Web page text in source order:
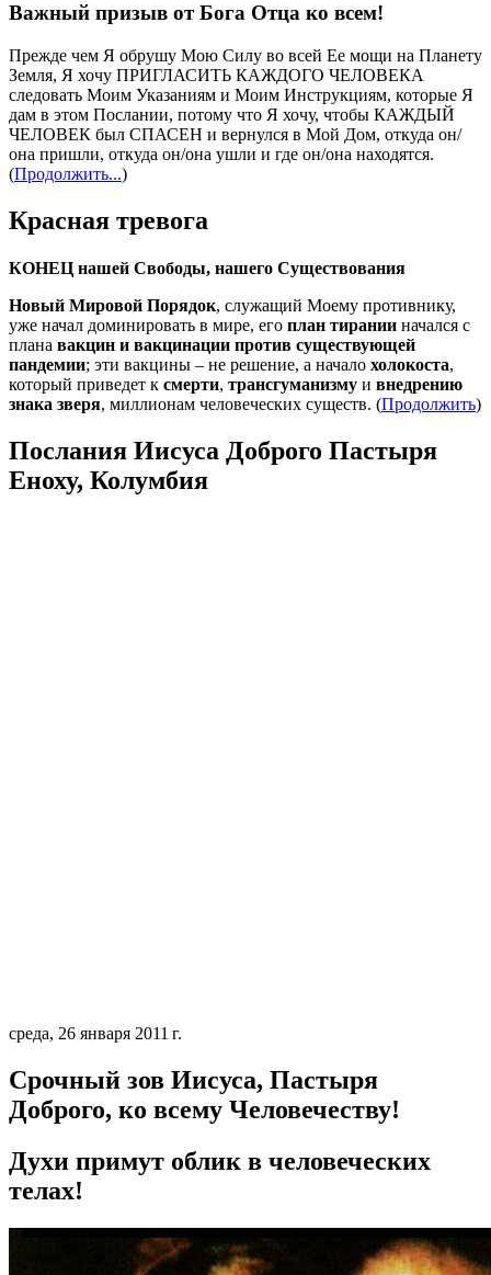
Важный призыв от Бога Отца ко всем!
Прежде чем Я обрушу Мою Силу во всей Ее мощи на Планету
Земля, Я хочу ПРИГЛАСИТЬ КАЖДОГО ЧЕЛОВЕКА
следовать Моим Указаниям и Моим Инструкциям, которые Я
дам в этом Послании, потому что Я хочу, чтобы КАЖДЫЙ
ЧЕЛОВЕК был СПАСЕН и вернулся в Мой Дом, откуда он/
она пришли, откуда он/она ушли и где он/она находятся.
(Продолжить...)
Красная тревога
КОНЕЦ нашей Свободы, нашего Существования
Новый Мировой Порядок, служащий Моему противнику,
уже начал доминировать в мире, его план тирании начался с
плана вакцин и вакцинации против существующей
пандемии; эти вакцины – не решение, а начало холокоста,
который приведет к смерти, трансгуманизму и внедрению
знака зверя, миллионам человеческих существ. (Продолжить)
Послания Иисуса Доброго Пастыря
Еноху, Колумбия
среда, 26 января 2011 г.
Срочный зов Иисуса, Пастыря
Доброго, ко всему Человечеству!
Духи примут облик в человеческих
телах!